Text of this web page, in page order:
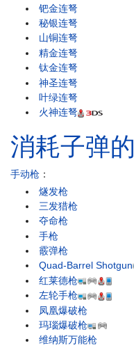
钯金连弩
秘银连弩
山铜连弩
精金连弩
钛金连弩
神圣连弩
叶绿连弩
火神连弩
消耗子弹的
手动枪 ：
燧发枪
三发猎枪
夺命枪
手枪
霰弹枪
Quad-Barrel Shotgun
红莱德枪
左轮手枪
凤凰爆破枪
玛瑙爆破枪
维纳斯万能枪